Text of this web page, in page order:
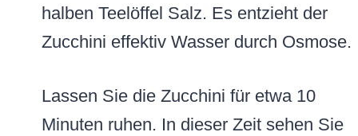
halben Teelöffel Salz. Es entzieht der
Zucchini effektiv Wasser durch Osmose.
Lassen Sie die Zucchini für etwa 10
Minuten ruhen. In dieser Zeit sehen Sie